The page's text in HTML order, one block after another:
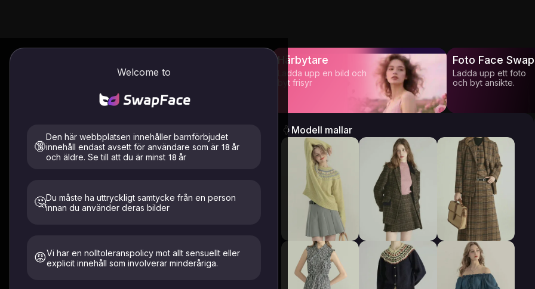
Welcome to
🔞
Den här webbplatsen innehåller barnförbjudet
innehåll endast avsett för användare som är 18 år
och äldre. Se till att du är minst 18 år
🤔Du måste ha uttryckligt samtycke från en person
innan du använder deras bilder
😡Vi har en nolltoleranspolicy mot allt sensuellt eller
explicit innehåll som involverar minderåriga.
Klicka för att ladda upp en bild
eller välj en mall
Hårbytare
Ladda upp en bild och
byt frisyr
Foto Face Swap
Ladda upp ett foto
och byt ansikte.
Modell mallar